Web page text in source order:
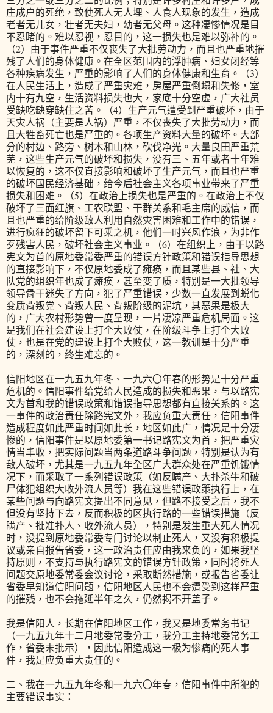
庄成户的死绝，致使死人无人埋、人食人现象的发生，造成
老者无儿女，壮者无夫妇，幼者无父母。这种凄惨情况是目
不忍睹的。难以忍视，忍目的，这一损失也是难以弥补的。
（2）由于事件严重不仅丧失了大批劳动力，而且也严重地摧
残了人们的身体健康。在全区范围内的浮肿病、妇女闭经等
各种疾病发生，严重的影响了人们的身体健康和生育。（3）
在人民生活上，造成了严重灾难，房屋严重倒塌和失修，室
内十有九空，生活资料损失也大，家底十分空虚，广大社员
受缺吃缺穿缺住之苦。（4）生产元气遭受到严重破坏，由于
天灾人祸（主要是人祸）严重，不仅丧失了大批劳动力，而
且大牲畜死亡也是严重的。各项生产资料大量的破坏。大部
分的村边、路旁、树木和山林，砍伐净光。大量良田严重荒
芜，这些生产元气的破坏和损失，没有三、五年或者十年难
以恢复的，这不仅直接影响和破坏了生产元气，而且也严重
的破坏国民经济基础，给今后社会主义各项事业带来了严重
损失和困难。（5）在政治上损失也是严重的。在政治上不仅
破坏了三面红旗、工农联盟、干群关系和毛主席的威信，而
且也严重的给阶级敌人利用自然灾害困难和工作中的错误，
进行疯狂的破坏留下可乘之机，他们一时兴风作浪，为非作
歹残害人民，破坏社会主义事业。（6）在组织上，由于以路
宪文为首的原地委常委严重的错误方针政策和错误指导思想
的直接影响下，不仅原地委成了瘫痪，而且某些县、社、大
队党的组织年也成了瘫痪，甚至变了质，特别是一大批领导
领导骨干迷失了方向，犯了严重错误，少数一直发展到蜕化
变质背叛党、背叛人民、背叛阶级的泥坑，其恶果是极大
的，广大农村形势曾一度呈现，一片凄凉严重危机局面。这
是我们在社会建设上打个大败仗，在阶级斗争上打个大败
仗，也是在党的建设上打个大败仗，这一教训是十分严重
的，深刻的，终生难忘的。
信阳地区在一九五九年冬、一九六〇年春的形势是十分严重
危机的。信阳事件给党给人民造成的损失和恶果，与以路宪
文为首和我的错误政策和错误指导思想都有直接关系的。这
一事件的政治责任除路宪文外，我应负重大责任，信阳事件
造成程度如此严重时间如此长，地区如此广，情况是十分凄
惨的，信阳事件是以原地委第一书记路宪文为首，把严重灾
情当丰收，把实际问题当两条道路斗争问题，特别是认为有
敌人破坏，尤其是一九五九年全区广大群众处在严重饥饿情
况下，而采取了一系列错误政策（如反瞒产、大扑杀牛和破
尸体犯组织大收外流人员等）我在这些错误政策执行上，在
某些问题与向路宪文提出不同意见，但路不接受之后，我不
但没有坚持下去，反而积极的区执行路的一些错误措施（反
瞒产、批准扑人、收外流人员），特别是发生重大死人情况
时，没提到原地委常委专门讨论以制止死人，又没有积极提
议或亲自报告省委，这一政治责任应由我来负的，如果我坚
持原则，不支持与执行路宪文的错误方针政策，同时将死人
问题交原地委常委会议讨论，采取断然措施，或报告省委让
省委早知道信阳问题，信阳地区人民也不会遭受到这样严重
的摧残，也不会拖延半年之久，仍然揭不开盖子。
我是信阳人，长期在信阳地区工作，我又是地委常务书记
（一九五九年十二月地委常委分工，我分工主持地委常务工
作，省委未批示），因此信阳造成这一极为惨痛的死人事
件，我是应负重大责任的。
二、我在一九五九年冬和一九六〇年春，信阳事件中所犯的
主要错误事实：